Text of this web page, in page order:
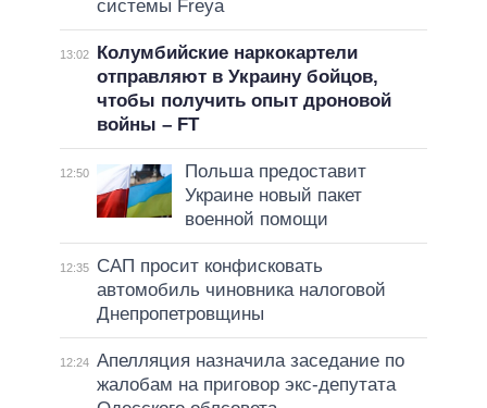
системы Freya
13:02
Колумбийские наркокартели
отправляют в Украину бойцов,
чтобы получить опыт дроновой
войны – FT
12:50
Польша предоставит
Украине новый пакет
военной помощи
12:35
САП просит конфисковать
автомобиль чиновника налоговой
Днепропетровщины
12:24 Апелляция назначила заседание по
жалобам на приговор экс-депутата